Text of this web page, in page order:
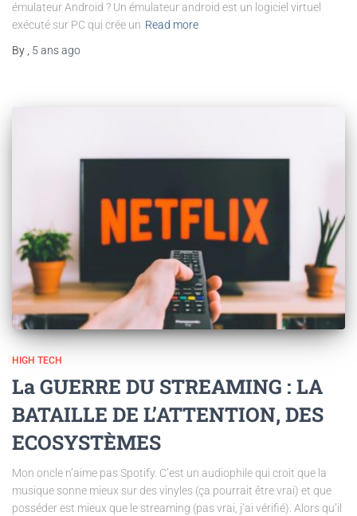
émulateur Android ? Un émulateur android est un logiciel virtuel
exécuté sur PC qui crée un Read more
By
5 ansago
HIGH TECH
La GUERRE DU STREAMING : LA
BATAILLE DE L’ATTENTION, DES
ECOSYSTÈMES
Mon oncle n’aime pas Spotify. C’est un audiophile qui croit que la
musique sonne mieux sur des vinyles (ça pourrait être vrai) et que
posséder est mieux que le streaming (pas vrai, j’ai vérifié). Alors qu’il